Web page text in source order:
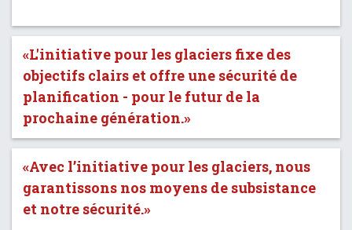
«L'initiative pour les glaciers fixe des
objectifs clairs et offre une sécurité de
planification - pour le futur de la
prochaine génération.»
«Avec l’initiative pour les glaciers, nous
garantissons nos moyens de subsistance
et notre sécurité.»